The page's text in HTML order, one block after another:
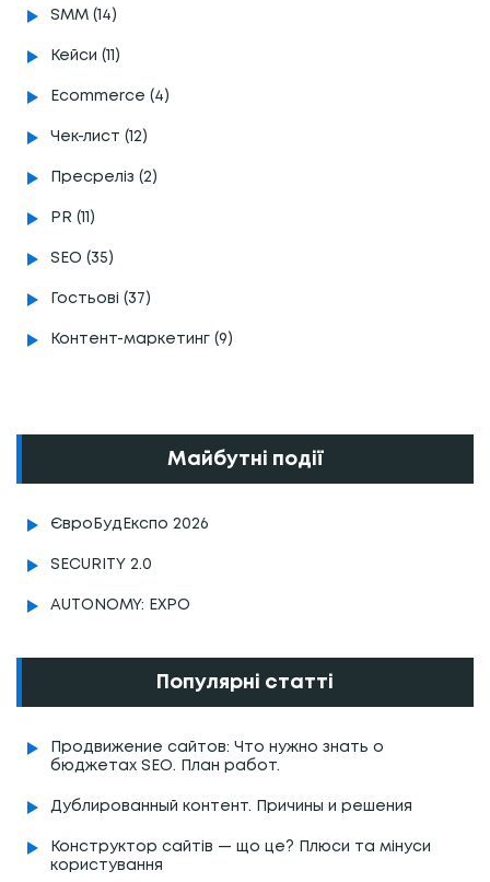
SMM (14)
Кейси (11)
Ecommerce (4)
Чек-лист (12)
Пресреліз (2)
PR (11)
SEO (35)
Гостьові (37)
Контент-маркетинг (9)
Майбутні події
ЄвроБудЕкспо 2026
SECURITY 2.0
AUTONOMY: EXPO
Популярні статті
Продвижение сайтов: Что нужно знать о
бюджетах SEO. План работ.
Дублированный контент. Причины и решения
Конструктор сайтів — що це? Плюси та мінуси
користування